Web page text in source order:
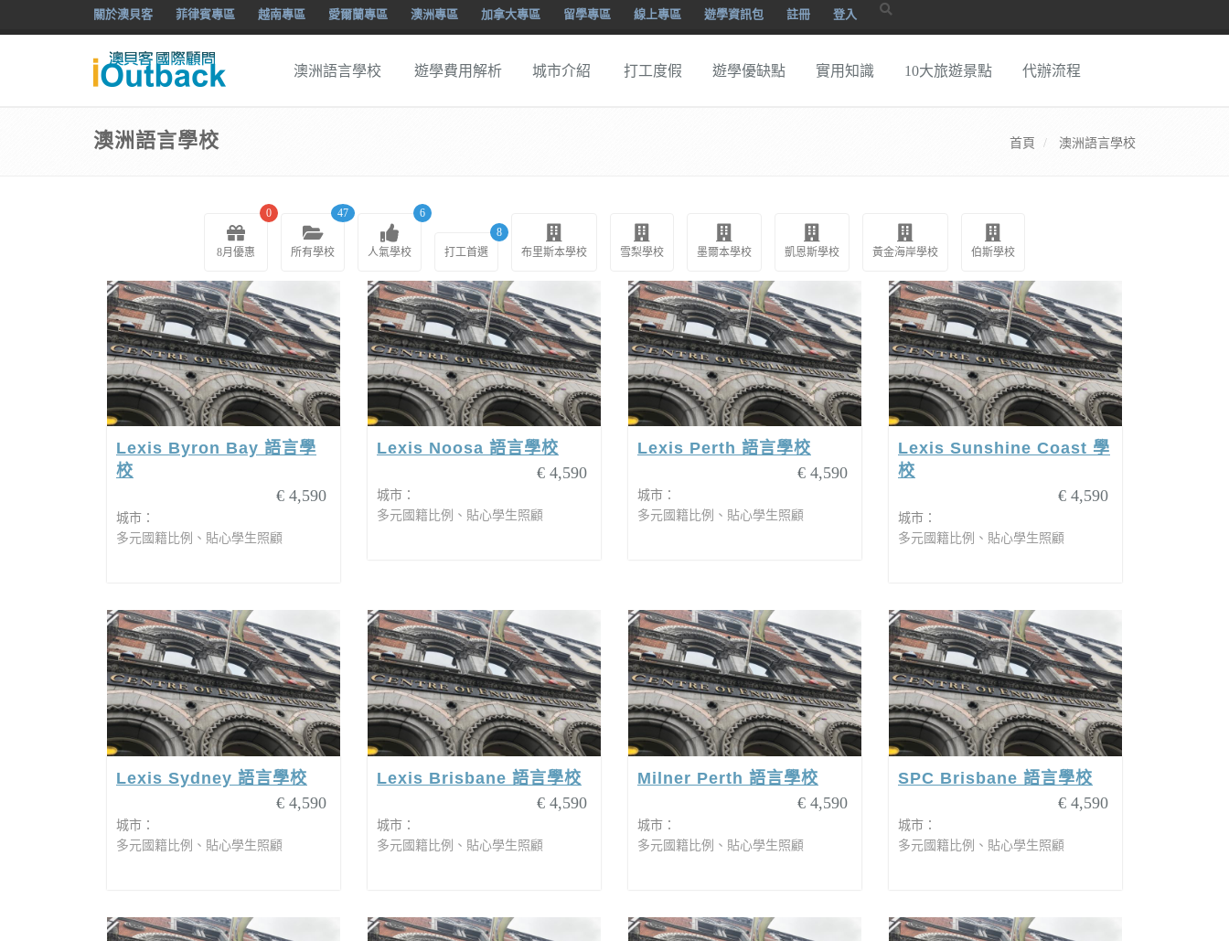
關於澳貝客 菲律賓專區 越南專區 愛爾蘭專區 澳洲專區 加拿大專區 留學專區 線上專區 遊學資訊包 註冊 登入
澳洲語言學校 遊學費用解析 城市介紹 打工度假 遊學優缺點 實用知識 10大旅遊景點 代辦流程
澳洲語言學校 首頁 澳洲語言學校
8月優惠
0
所有學校
47
人氣學校
6
打工首選
8
布里斯本學校
雪梨學校 墨爾本學校 凱恩斯學校 黃金海岸學校 伯斯學校
Lexis Byron Bay 語言學
校
€ 4,590
城市：
多元國籍比例、貼心學生照顧
Lexis Noosa 語言學校
€ 4,590
城市：
多元國籍比例、貼心學生照顧
Lexis Perth 語言學校
€ 4,590
城市：
多元國籍比例、貼心學生照顧
Lexis Sunshine Coast 學
校
€ 4,590
城市：
多元國籍比例、貼心學生照顧
Lexis Sydney 語言學校
€ 4,590
城市：
多元國籍比例、貼心學生照顧
Lexis Brisbane 語言學校
€ 4,590
城市：
多元國籍比例、貼心學生照顧
Milner Perth 語言學校
€ 4,590
城市：
多元國籍比例、貼心學生照顧
SPC Brisbane 語言學校
€ 4,590
城市：
多元國籍比例、貼心學生照顧